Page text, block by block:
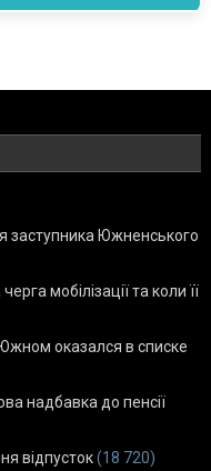
заступника Южненського
мобілізації та коли її
оказался в списке
надбавка до пенсії
відпусток(18 720)